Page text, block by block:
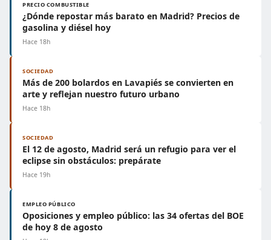
PRECIO COMBUSTIBLE
¿Dónde repostar más barato en Madrid? Precios de
gasolina y diésel hoy
Hace 18h
SOCIEDAD
Más de 200 bolardos en Lavapiés se convierten en
arte y reflejan nuestro futuro urbano
Hace 18h
SOCIEDAD
El 12 de agosto, Madrid será un refugio para ver el
eclipse sin obstáculos: prepárate
Hace 19h
EMPLEO PÚBLICO
Oposiciones y empleo público: las 34 ofertas del BOE
de hoy 8 de agosto